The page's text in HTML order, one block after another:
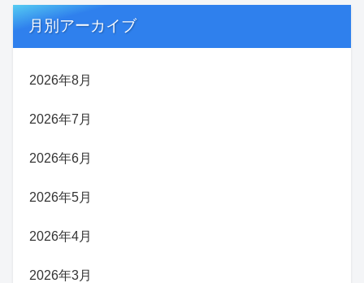
月別アーカイブ
2026年8月
2026年7月
2026年6月
2026年5月
2026年4月
2026年3月